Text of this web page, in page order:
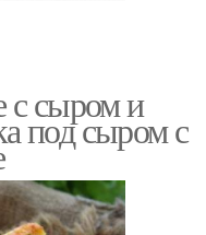
с сыром и
под сыром с